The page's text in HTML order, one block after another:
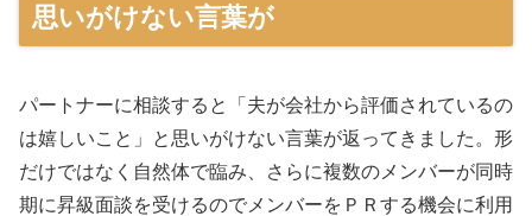
思いがけない言葉が
パートナーに相談すると「夫が会社から評価されているの
は嬉しいこと」と思いがけない言葉が返ってきました。形
だけではなく自然体で臨み、さらに複数のメンバーが同時
期に昇級面談を受けるのでメンバーをＰＲする機会に利用